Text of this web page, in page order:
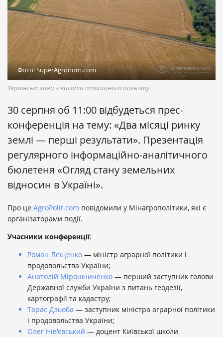
Фото: SuperAgronom.com
Українські лани з висоти пташиного польоту
30 серпня об 11:00 відбудеться прес-
конференція на тему: «Два місяці ринку
землі — перші результати». Презентація
регулярного інформаційно-аналітичного
бюлетеня «Огляд стану земельних
відносин в Україні».
Про це AgroPolit.com повідомили у Мінагрополітики, які є
організаторами події.
Учасники конференції:
Роман Лещенко — міністр аграрної політики і
продовольства України;
Анатолій Мірошниченко — перший заступник голови
Державної служби України з питань геодезії,
картографії та кадастру;
Тарас Дзьоба — заступник міністра аграрної політики
і продовольства України;
Олег Нів'євський — доцент Київської школи